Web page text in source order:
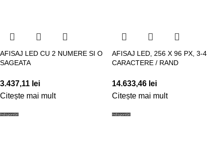
AFISAJ LED CU 2 NUMERE SI O
SAGEATA
3.437,11 lei
Citește mai mult
AFISAJ LED, 256 X 96 PX, 3-4
CARACTERE / RAND
14.633,46 lei
Citește mai mult
Indisponibil Indisponibil